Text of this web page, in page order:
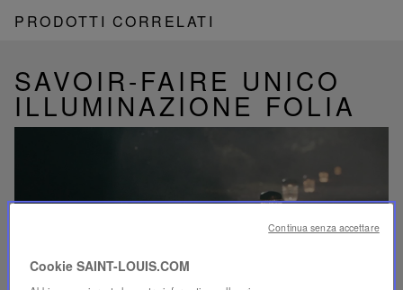
PRODOTTI CORRELATI
SAVOIR-FAIRE UNICO
ILLUMINAZIONE FOLIA
YouTube,
lampada
Cookie SAINT-LOUIS.COM
Continua senza accettare